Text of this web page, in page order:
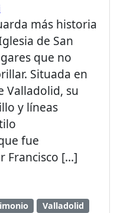
más historia
de San
que no
Situada en
Valladolid, su
y líneas
fue
Francisco […]
Valladolid